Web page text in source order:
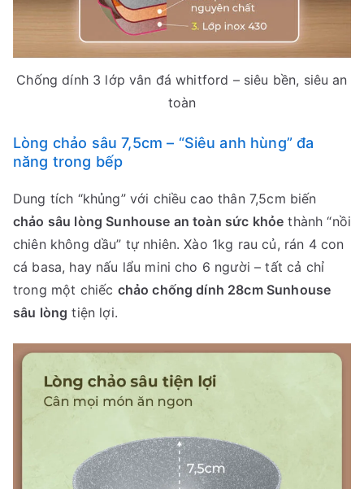
Chống dính 3 lớp vân đá whitford – siêu bền, siêu an
toàn
Lòng chảo sâu 7,5cm – “Siêu anh hùng” đa
năng trong bếp
Dung tích “khủng” với chiều cao thân 7,5cm biến
chảo sâu lòng Sunhouse an toàn sức khỏe thành “nồi
chiên không dầu” tự nhiên. Xào 1kg rau củ, rán 4 con
cá basa, hay nấu lẩu mini cho 6 người – tất cả chỉ
trong một chiếc chảo chống dính 28cm Sunhouse
sâu lòng tiện lợi.